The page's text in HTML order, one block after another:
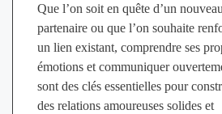
Que l’on soit en quête d’un nouveau
partenaire ou que l’on souhaite
un lien existant, comprendre ses
émotions et communiquer
sont des clés essentielles pour
des relations amoureuses solides et